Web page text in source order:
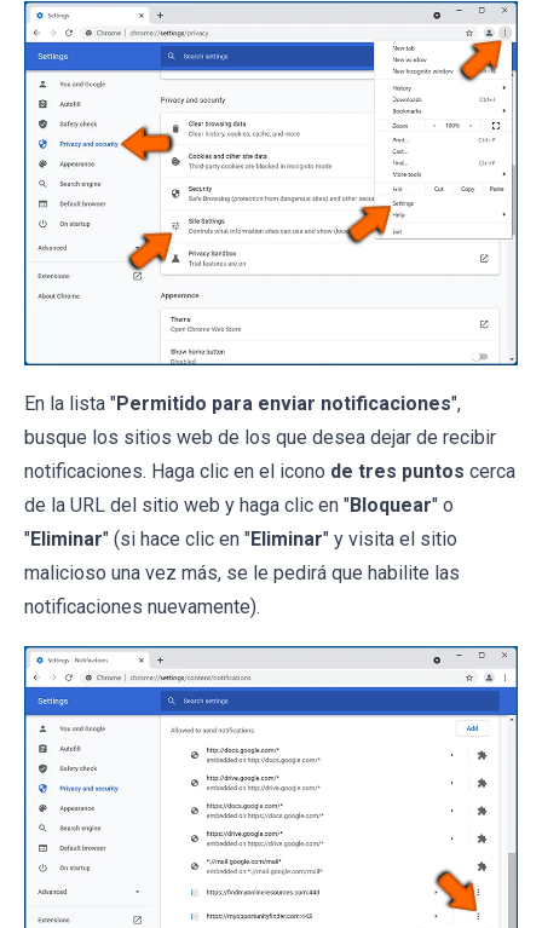
En la lista "Permitido para enviar notificaciones",
busque los sitios web de los que desea dejar de recibir
notificaciones. Haga clic en el icono de tres puntos cerca
de la URL del sitio web y haga clic en "Bloquear" o
"Eliminar" (si hace clic en "Eliminar" y visita el sitio
malicioso una vez más, se le pedirá que habilite las
notificaciones nuevamente).